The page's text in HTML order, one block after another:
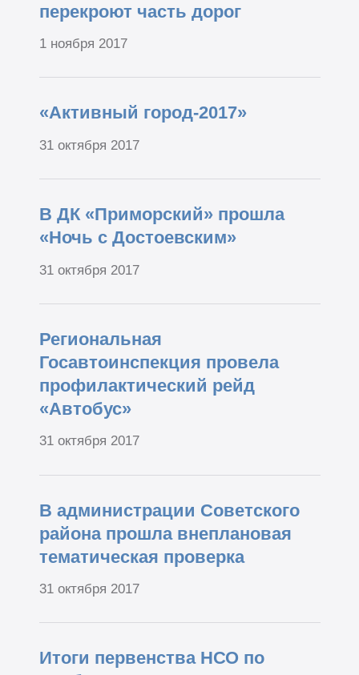
перекроют часть дорог
1 ноября 2017
«Активный город-2017»
31 октября 2017
В ДК «Приморский» прошла
«Ночь с Достоевским»
31 октября 2017
Региональная
Госавтоинспекция провела
профилактический рейд
«Автобус»
31 октября 2017
В администрации Советского
района прошла внеплановая
тематическая проверка
31 октября 2017
Итоги первенства НСО по